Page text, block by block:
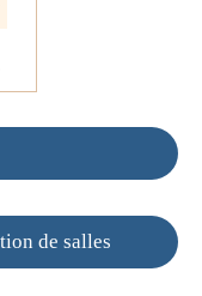
de salles